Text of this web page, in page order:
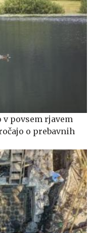
povsem rjavem
o prebavnih